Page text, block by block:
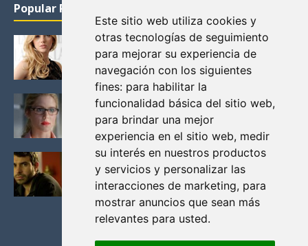
Este sitio web utiliza cookies y
otras tecnologías de seguimiento
para mejorar su experiencia de
navegación con los siguientes
fines: para habilitar la
funcionalidad básica del sitio web,
para brindar una mejor
experiencia en el sitio web, medir
su interés en nuestros productos
y servicios y personalizar las
interacciones de marketing, para
mostrar anuncios que sean más
relevantes para usted.
Popular Posts
KATHERYN WINNICK: LA ACTRIZ MAS GUAPA DE
VIKINGOS
Junio 14, 2013
FELICITY (EMILY BETT RICKARDS), LAS FOTOS
MAS BONITAS DE LA ALIADA DE ARROW
Noviembre 30, 2013
BLACK MIRROR: TODA TU HISTORIA. EPISODIO 3.
LA CRITICA
Mayo 17, 2012